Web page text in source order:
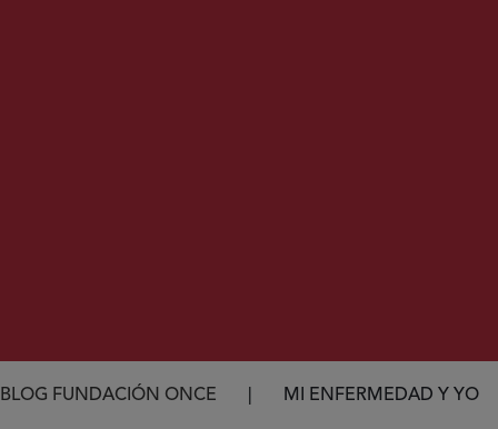
Ruta de navegación
BLOG FUNDACIÓN ONCE MI ENFERMEDAD Y YO